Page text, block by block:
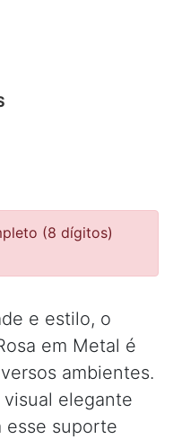
(8 dígitos)
e estilo, o
em Metal é
ambientes.
elegante
esse suporte